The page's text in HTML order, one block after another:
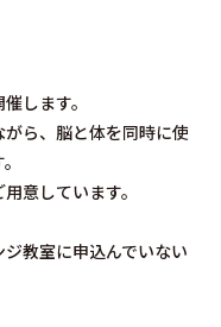
します。
ら、脳と体を同時に使
用意しています。
教室に申込んでいない